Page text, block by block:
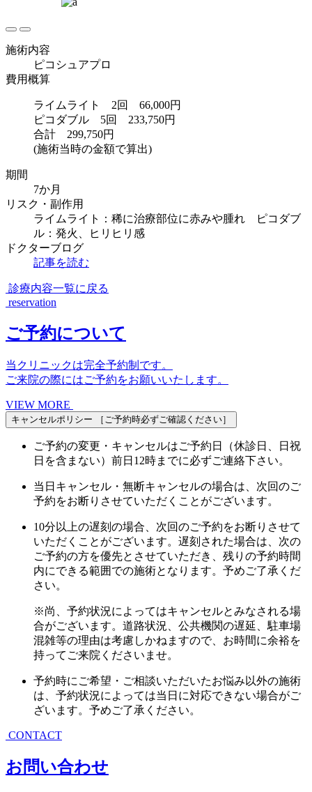
施術内容
ピコシュアプロ
費用概算
ライムライト 2回 66,000円
ピコダブル 5回 233,750円
合計 299,750円
(施術当時の金額で算出)
期間
7か月
リスク・副作用
ライムライト：稀に治療部位に赤みや腫れ ピコダブ
ル：発火、ヒリヒリ感
ドクターブログ
記事を読む
診療内容一覧に戻る
reservation
ご予約について
当クリニックは完全予約制です。
ご来院の際にはご予約をお願いいたします。
VIEW MORE
キャンセルポリシー ［ご予約時必ずご確認ください］
ご予約の変更・キャンセルはご予約日（休診日、日祝
日を含まない）前日12時までに必ずご連絡下さい。
当日キャンセル・無断キャンセルの場合は、次回のご
予約をお断りさせていただくことがございます。
10分以上の遅刻の場合、次回のご予約をお断りさせて
いただくことがございます。遅刻された場合は、次の
ご予約の方を優先とさせていただき、残りの予約時間
内にできる範囲での施術となります。予めご了承くだ
さい。
※尚、予約状況によってはキャンセルとみなされる場
合がございます。道路状況、公共機関の遅延、駐車場
混雑等の理由は考慮しかねますので、お時間に余裕を
持ってご来院くださいませ。
予約時にご希望・ご相談いただいたお悩み以外の施術
は、予約状況によっては当日に対応できない場合がご
ざいます。予めご了承ください。
CONTACT
お問い合わせ